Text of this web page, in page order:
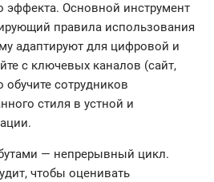
эффекта. Основной инструмент
правила использования
адаптируют для цифровой и
с ключевых каналов (сайт,
обучите сотрудников
стиля в устной и
— непрерывный цикл.
чтобы оценивать